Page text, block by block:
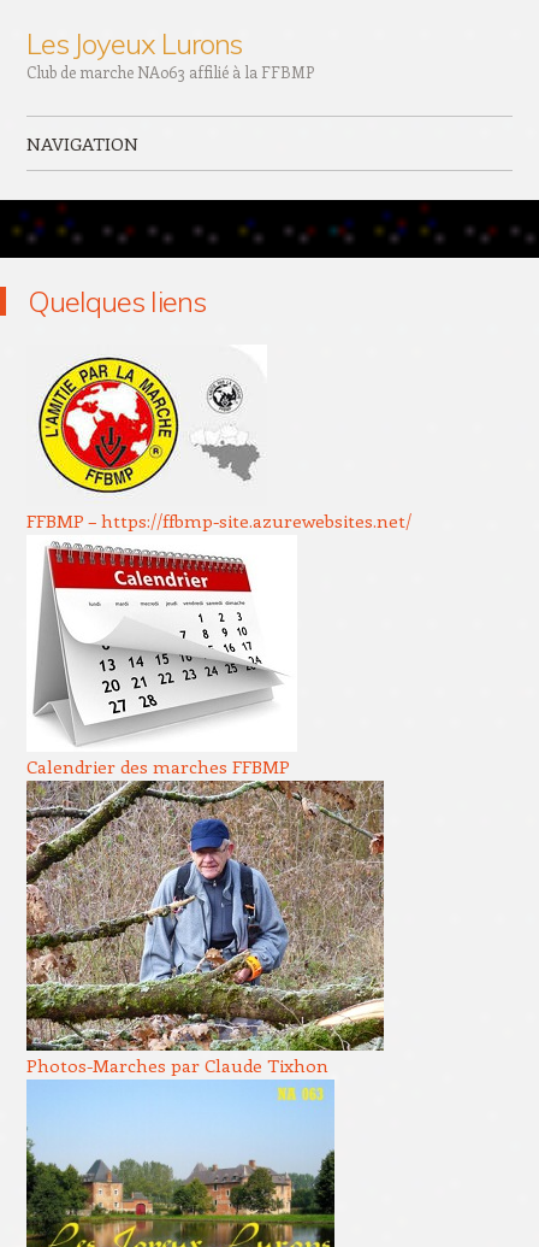
Les Joyeux Lurons
Club de marche NA063 affilié à la FFBMP
NAVIGATION
Quelques liens
FFBMP – https://ffbmp-site.azurewebsites.net/
Calendrier des marches FFBMP
Photos-Marches par Claude Tixhon